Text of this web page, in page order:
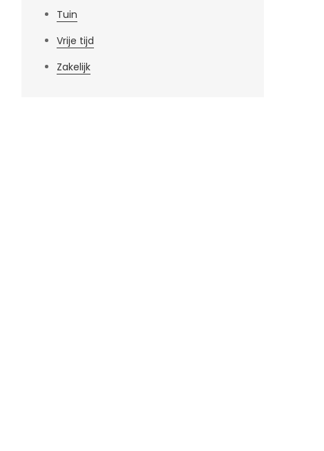
Tuin
Vrije tijd
Zakelijk